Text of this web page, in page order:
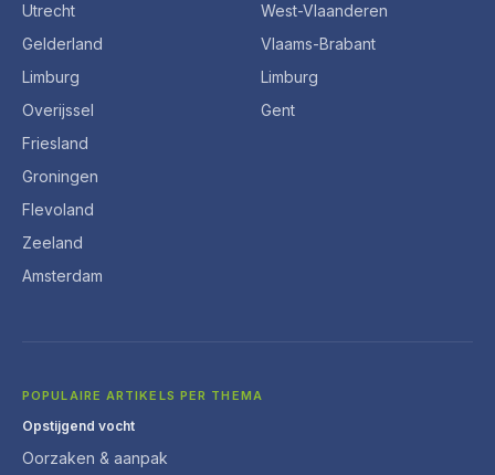
Utrecht
Gelderland
Limburg
Overijssel
Friesland
Groningen
Flevoland
Zeeland
Amsterdam
West-Vlaanderen
Vlaams-Brabant
Limburg
Gent
POPULAIRE ARTIKELS PER THEMA
Opstijgend vocht
Oorzaken & aanpak